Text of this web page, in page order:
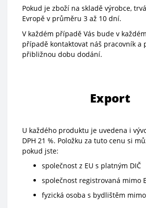
Pokud je zboží na skladě výrobce,
Evropě v průměru 3 až 10 dní.
V každém případě Vás bude v
případě kontaktovat náš pracovník a
přibližnou dobu dodání.
Export
U každého produktu je uvedena i
DPH 21 %. Položku za tuto cenu si
pokud jste:
společnost z EU s platným DIČ
společnost registrovaná mimo
fyzická osoba s bydlištěm mimo